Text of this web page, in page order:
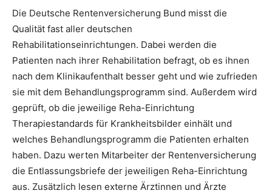
Die Deutsche Rentenversicherung Bund misst die
Qualität fast aller deutschen
Rehabilitationseinrichtungen. Dabei werden die
Patienten nach ihrer Rehabilitation befragt, ob es ihnen
nach dem Klinikaufenthalt besser geht und wie zufrieden
sie mit dem Behandlungsprogramm sind. Außerdem wird
geprüft, ob die jeweilige Reha-Einrichtung
Therapiestandards für Krankheitsbilder einhält und
welches Behandlungsprogramm die Patienten erhalten
haben. Dazu werten Mitarbeiter der Rentenversicherung
die Entlassungsbriefe der jeweiligen Reha-Einrichtung
aus. Zusätzlich lesen externe Ärztinnen und Ärzte